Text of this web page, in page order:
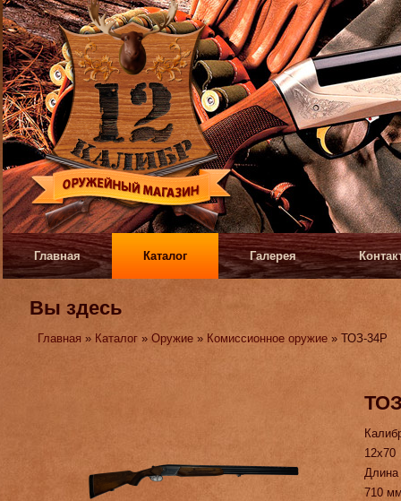
Главная Каталог Галерея
Вы здесь
Главная » Каталог »Оружие » Комиссионное оружие » ТОЗ-34Р
12х70
710